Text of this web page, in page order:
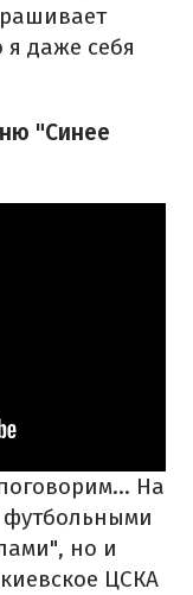
я даже себя
"Синее
На
футбольными
но и
ЦСКА